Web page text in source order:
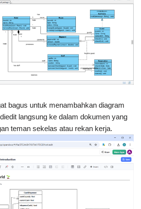
bagus untuk menambahkan diagram
langsung ke dalam dokumen yang
teman sekelas atau rekan kerja.